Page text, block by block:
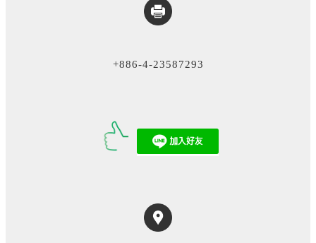
+886-4-23587293